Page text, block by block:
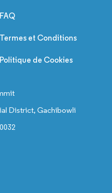
FAQ
Termes et Conditions
Politique de Cookies
District, Gachibowli